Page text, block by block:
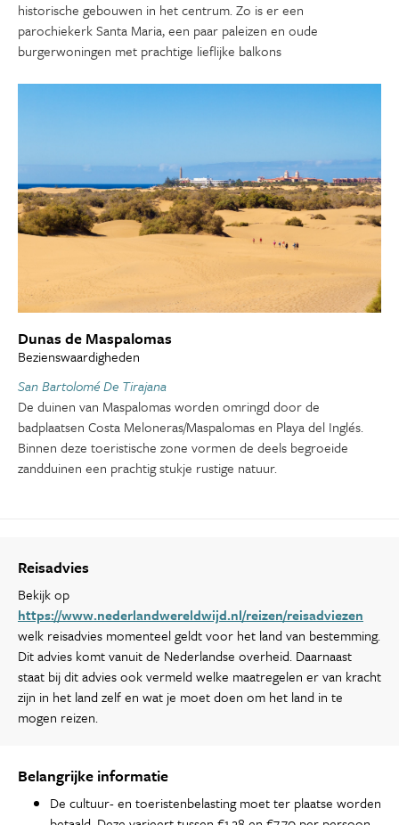
historische gebouwen in het centrum. Zo is er een
parochiekerk Santa Maria, een paar paleizen en oude
burgerwoningen met prachtige lieflijke balkons
Dunas de Maspalomas
Bezienswaardigheden
San Bartolomé De Tirajana
De duinen van Maspalomas worden omringd door de
badplaatsen Costa Meloneras/Maspalomas en Playa del Inglés.
Binnen deze toeristische zone vormen de deels begroeide
zandduinen een prachtig stukje rustige natuur.
Reisadvies
Bekijk op
https://www.nederlandwereldwijd.nl/reizen/reisadviezen
welk reisadvies momenteel geldt voor het land van bestemming.
Dit advies komt vanuit de Nederlandse overheid. Daarnaast
staat bij dit advies ook vermeld welke maatregelen er van kracht
zijn in het land zelf en wat je moet doen om het land in te
mogen reizen.
Belangrijke informatie
De cultuur- en toeristenbelasting moet ter plaatse worden